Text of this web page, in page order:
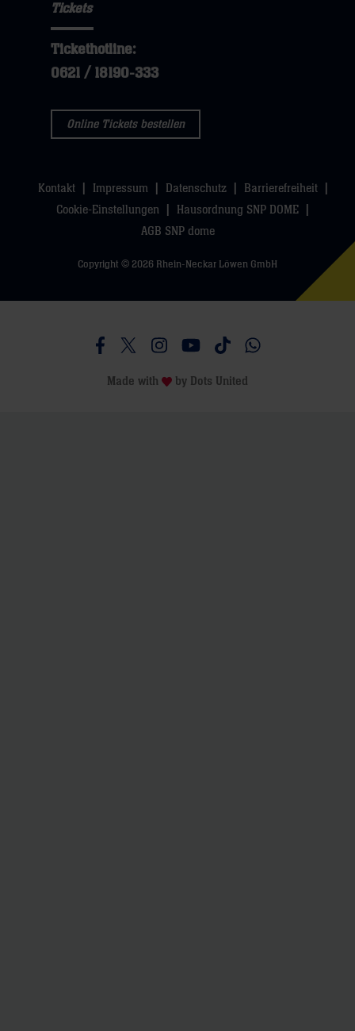
Tickets
Tickethotline:
0621 / 18190-333
Online Tickets bestellen
Kontakt Impressum Datenschutz
Barrierefreiheit
Cookie-Einstellungen
Hausordnung SNP DOME
AGB SNP dome
Copyright © 2026 Rhein-Neckar Löwen GmbH
Besucht uns auf Facebook
Besucht uns auf Twitter
Besucht uns auf Instagram
Besucht uns auf Youtube
Besucht uns auf
Besucht uns auf
Made with by Dots United